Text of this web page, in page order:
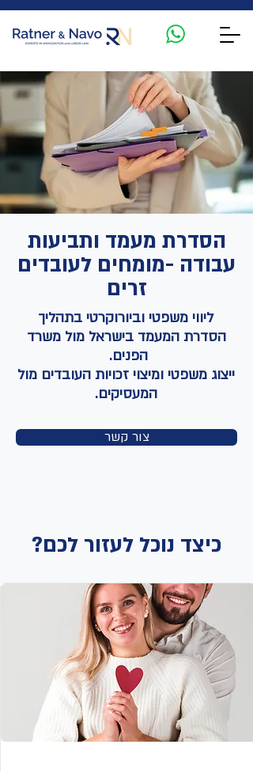
הסדרת מעמד ותביעות
עבודה -מומחים לעובדים
זרים
ליווי משפטי וביורוקרטי בתהליך
הסדרת המעמד בישראל מול משרד
הפנים.
ייצוג משפטי ומיצוי זכויות העובדים מול
המעסיקים.
צור קשר
כיצד נוכל לעזור לכם?